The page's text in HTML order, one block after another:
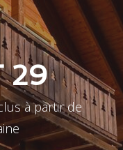
29
à partir de